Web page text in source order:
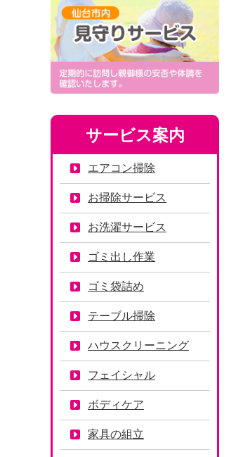
サービス案内
エアコン掃除
お掃除サービス
お洗濯サービス
ゴミ出し作業
ゴミ袋詰め
テーブル掃除
ハウスクリーニング
フェイシャル
ボディケア
家具の組立